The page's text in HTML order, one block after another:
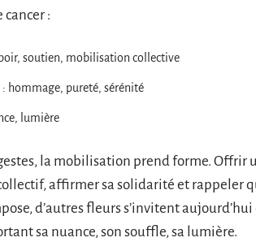
cancer :
soutien, mobilisation collective
: hommage, pureté, sérénité
lumière
la mobilisation prend forme. Offrir
affirmer sa solidarité et rappeler
d’autres fleurs s’invitent
sa nuance, son souffle, sa lumière.